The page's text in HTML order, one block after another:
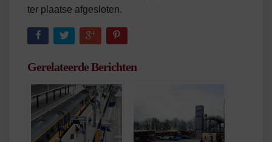
ter plaatse afgesloten.
Gerelateerde Berichten